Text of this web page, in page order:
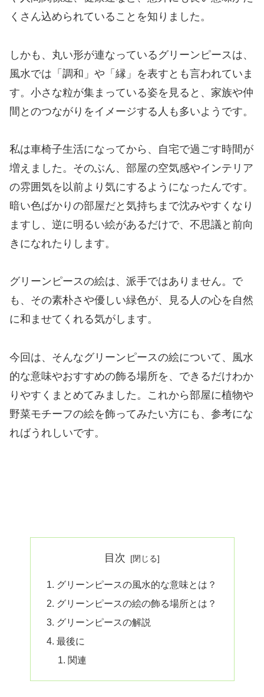
くさん込められていることを知りました。
しかも、丸い形が連なっているグリーンピースは、
風水では「調和」や「縁」を表すとも言われていま
す。小さな粒が集まっている姿を見ると、家族や仲
間とのつながりをイメージする人も多いようです。
私は車椅子生活になってから、自宅で過ごす時間が
増えました。そのぶん、部屋の空気感やインテリア
の雰囲気を以前より気にするようになったんです。
暗い色ばかりの部屋だと気持ちまで沈みやすくなり
ますし、逆に明るい絵があるだけで、不思議と前向
きになれたりします。
グリーンピースの絵は、派手ではありません。で
も、その素朴さや優しい緑色が、見る人の心を自然
に和ませてくれる気がします。
今回は、そんなグリーンピースの絵について、風水
的な意味やおすすめの飾る場所を、できるだけわか
りやすくまとめてみました。これから部屋に植物や
野菜モチーフの絵を飾ってみたい方にも、参考にな
ればうれしいです。
目次
グリーンピースの風水的な意味とは？
グリーンピースの絵の飾る場所とは？
グリーンピースの解説
最後に
関連